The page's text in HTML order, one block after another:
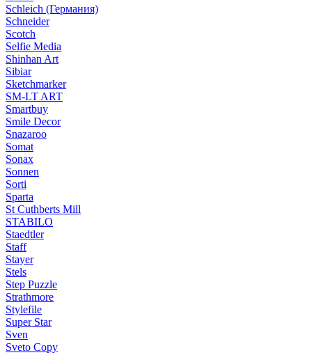
Schleich (Германия)
Schneider
Scotch
Selfie Media
Shinhan Art
Sibiar
Sketchmarker
SM-LT ART
Smartbuy
Smile Decor
Snazaroo
Somat
Sonax
Sonnen
Sorti
Sparta
St Cuthberts Mill
STABILO
Staedtler
Staff
Stayer
Stels
Step Puzzle
Strathmore
Stylefile
Super Star
Sven
Sveto Copy